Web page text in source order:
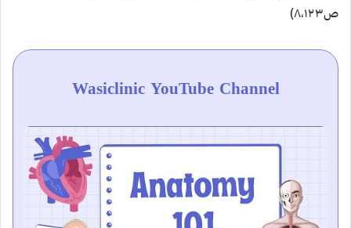
ص۸،۱۲۳)
Wasiclinic YouTube Channel